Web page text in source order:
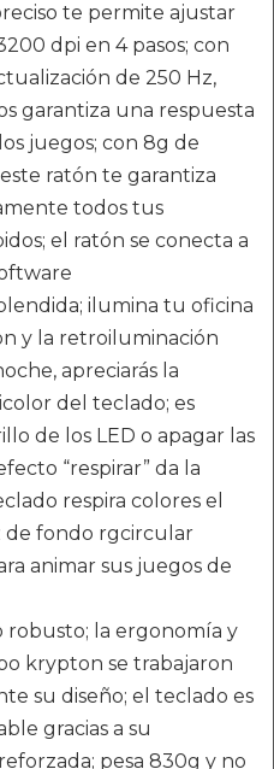
te permite ajustar
dpi en 4 pasos; con
de 250 Hz,
garantiza una respuesta
juegos; con 8g de
ratón te garantiza
todos tus
el ratón se conecta a
ilumina tu oficina
y la retroiluminación
apreciarás la
del teclado; es
de los LED o apagar las
“respirar” da la
respira colores el
de fondo rgcircular
animar sus juegos de
robusto; la ergonomía y
krypton se trabajaron
su diseño; el teclado es
gracias a su
pesa 830g y no